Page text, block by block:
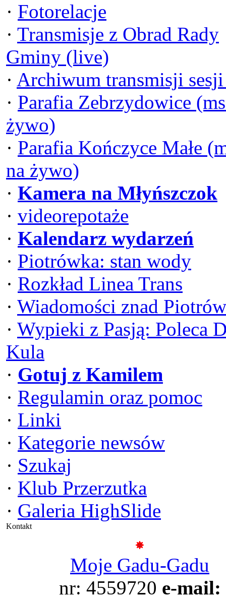
· Fotorelacje
· Transmisje z Obrad Rady
Gminy (live)
· Archiwum transmisji
· Parafia Zebrzydowice
żywo)
· Parafia Kończyce Małe
na żywo)
· Kamera na Młyńszczok
· videorepotaże
· Kalendarz wydarzeń
· Piotrówka: stan wody
· Rozkład Linea Trans
· Wiadomości znad
· Wypieki z Pasją: Poleca
Kula
· Gotuj z Kamilem
· Regulamin oraz pomoc
· Linki
· Kategorie newsów
· Szukaj
· Klub Przerzutka
· Galeria HighSlide
Kontakt
Moje Gadu-Gadu
nr: 4559720 e-mail: